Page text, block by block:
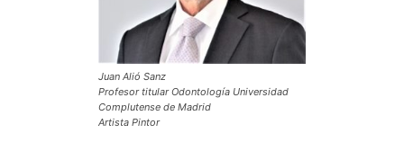
Juan Alió Sanz
Profesor titular Odontología Universidad
Complutense de Madrid
Artista Pintor